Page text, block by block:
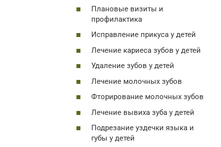
Плановые визиты и
профилактика
Исправление прикуса у детей
Лечение кариеса зубов у детей
Удаление зубов у детей
Лечение молочных зубов
Фторирование молочных зубов
Лечение вывиха зуба у детей
Подрезание уздечки языка и
губы у детей